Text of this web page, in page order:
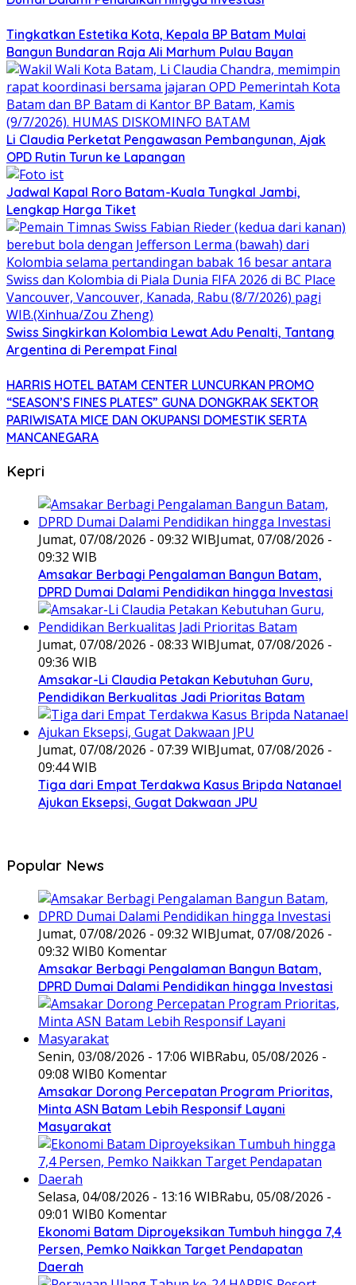
Tingkatkan Estetika Kota, Kepala BP Batam Mulai
Bangun Bundaran Raja Ali Marhum Pulau Bayan
Li Claudia Perketat Pengawasan Pembangunan, Ajak
OPD Rutin Turun ke Lapangan
Jadwal Kapal Roro Batam-Kuala Tungkal Jambi,
Lengkap Harga Tiket
Swiss Singkirkan Kolombia Lewat Adu Penalti, Tantang
Argentina di Perempat Final
HARRIS HOTEL BATAM CENTER LUNCURKAN PROMO
“SEASON’S FINES PLATES” GUNA DONGKRAK SEKTOR
PARIWISATA MICE DAN OKUPANSI DOMESTIK SERTA
MANCANEGARA
Kepri
Jumat, 07/08/2026 - 09:32 WIBJumat, 07/08/2026 -
09:32 WIB
Amsakar Berbagi Pengalaman Bangun Batam,
DPRD Dumai Dalami Pendidikan hingga Investasi
Jumat, 07/08/2026 - 08:33 WIBJumat, 07/08/2026 -
09:36 WIB
Amsakar-Li Claudia Petakan Kebutuhan Guru,
Pendidikan Berkualitas Jadi Prioritas Batam
Jumat, 07/08/2026 - 07:39 WIBJumat, 07/08/2026 -
09:44 WIB
Tiga dari Empat Terdakwa Kasus Bripda Natanael
Ajukan Eksepsi, Gugat Dakwaan JPU
Popular News
Jumat, 07/08/2026 - 09:32 WIBJumat, 07/08/2026 -
09:32 WIB0 Komentar
Amsakar Berbagi Pengalaman Bangun Batam,
DPRD Dumai Dalami Pendidikan hingga Investasi
Senin, 03/08/2026 - 17:06 WIBRabu, 05/08/2026 -
09:08 WIB0 Komentar
Amsakar Dorong Percepatan Program Prioritas,
Minta ASN Batam Lebih Responsif Layani
Masyarakat
Selasa, 04/08/2026 - 13:16 WIBRabu, 05/08/2026 -
09:01 WIB0 Komentar
Ekonomi Batam Diproyeksikan Tumbuh hingga 7,4
Persen, Pemko Naikkan Target Pendapatan
Daerah